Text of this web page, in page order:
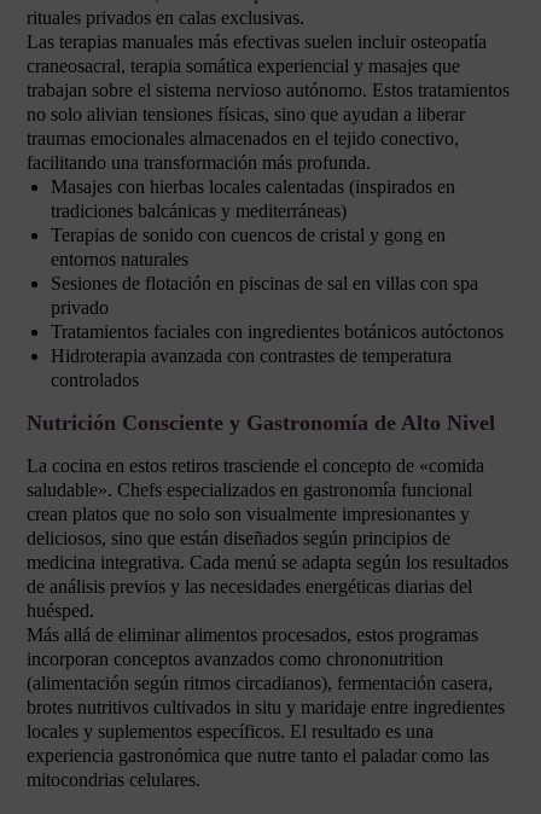
rituales privados en calas exclusivas.
Las terapias manuales más efectivas suelen incluir osteopatía
craneosacral, terapia somática experiencial y masajes que
trabajan sobre el sistema nervioso autónomo. Estos tratamientos
no solo alivian tensiones físicas, sino que ayudan a liberar
traumas emocionales almacenados en el tejido conectivo,
facilitando una transformación más profunda.
Masajes con hierbas locales calentadas (inspirados en
tradiciones balcánicas y mediterráneas)
Terapias de sonido con cuencos de cristal y gong en
entornos naturales
Sesiones de flotación en piscinas de sal en villas con spa
privado
Tratamientos faciales con ingredientes botánicos autóctonos
Hidroterapia avanzada con contrastes de temperatura
controlados
Nutrición Consciente y Gastronomía de Alto Nivel
La cocina en estos retiros trasciende el concepto de «comida
saludable». Chefs especializados en gastronomía funcional
crean platos que no solo son visualmente impresionantes y
deliciosos, sino que están diseñados según principios de
medicina integrativa. Cada menú se adapta según los resultados
de análisis previos y las necesidades energéticas diarias del
huésped.
Más allá de eliminar alimentos procesados, estos programas
incorporan conceptos avanzados como chrononutrition
(alimentación según ritmos circadianos), fermentación casera,
brotes nutritivos cultivados in situ y maridaje entre ingredientes
locales y suplementos específicos. El resultado es una
experiencia gastronómica que nutre tanto el paladar como las
mitocondrias celulares.